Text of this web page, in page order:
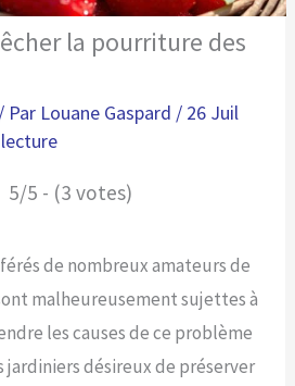
la pourriture des
/ Par Louane Gaspard / 26 Juil
5/5 - (3 votes)
de nombreux amateurs de
malheureusement sujettes à
les causes de ce problème
jardiniers désireux de préserver